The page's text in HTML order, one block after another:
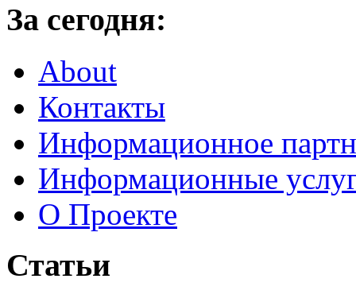
За сегодня:
About
Контакты
Информационное
Информационные
О Проекте
Статьи